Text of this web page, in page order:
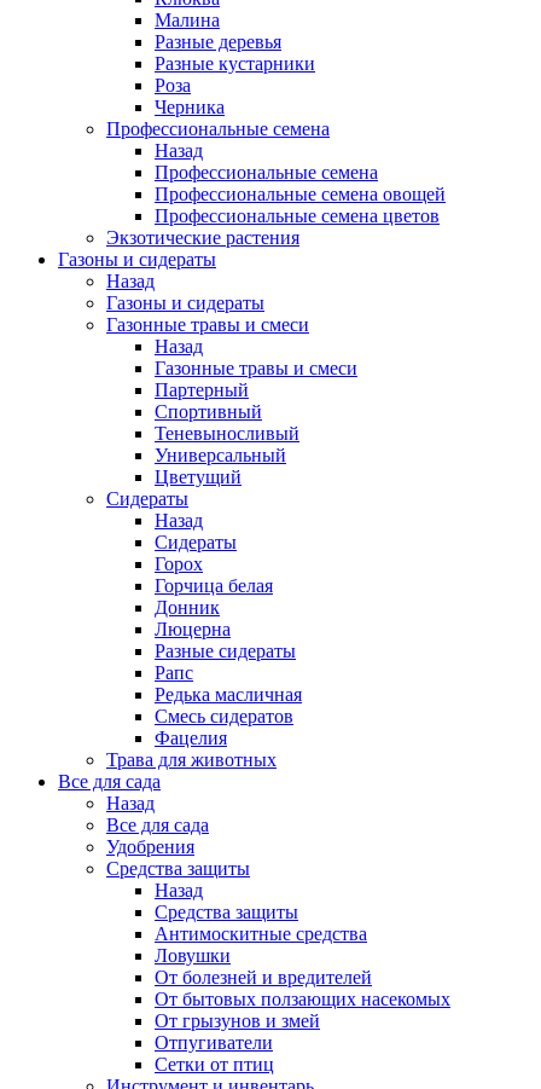
Малина
Разные деревья
Разные кустарники
Роза
Черника
Профессиональные семена
Назад
Профессиональные семена
Профессиональные семена овощей
Профессиональные семена цветов
Экзотические растения
Газоны и сидераты
Назад
Газоны и сидераты
Газонные травы и смеси
Назад
Газонные травы и смеси
Партерный
Спортивный
Теневыносливый
Универсальный
Цветущий
Сидераты
Назад
Сидераты
Горох
Горчица белая
Донник
Люцерна
Разные сидераты
Рапс
Редька масличная
Смесь сидератов
Фацелия
Трава для животных
Все для сада
Назад
Все для сада
Удобрения
Средства защиты
Назад
Средства защиты
Антимоскитные средства
Ловушки
От болезней и вредителей
От бытовых ползающих насекомых
От грызунов и змей
Отпугиватели
Сетки от птиц